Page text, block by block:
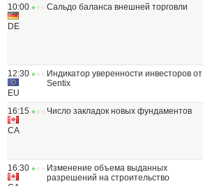
10:00
DE
Сальдо баланса внешней торговли
12:30
EU
Индикатор уверенности инвесторов от
Sentix
16:15
CA
Число закладок новых фундаментов
16:30
Изменение объема выданных
разрешений на строительство